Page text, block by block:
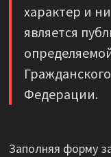
характер и
является
Федерации.
Заполняя форму